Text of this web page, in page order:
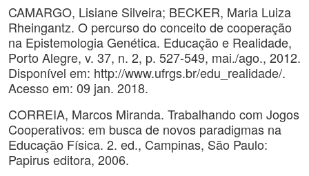
CAMARGO, Lisiane Silveira; BECKER, Maria Luiza
Rheingantz. O percurso do conceito de cooperação
na Epistemologia Genética. Educação e Realidade,
Porto Alegre, v. 37, n. 2, p. 527-549, mai./ago., 2012.
Disponível em: http://www.ufrgs.br/edu_realidade/.
Acesso em: 09 jan. 2018.
CORREIA, Marcos Miranda. Trabalhando com Jogos
Cooperativos: em busca de novos paradigmas na
Educação Física. 2. ed., Campinas, São Paulo:
Papirus editora, 2006.